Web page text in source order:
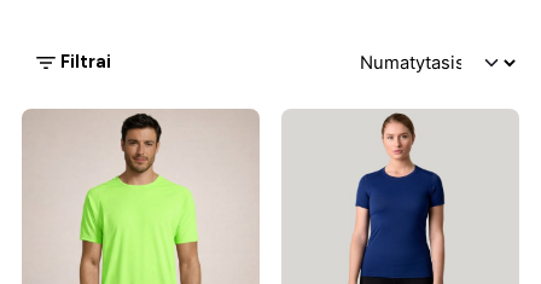
Filtrai